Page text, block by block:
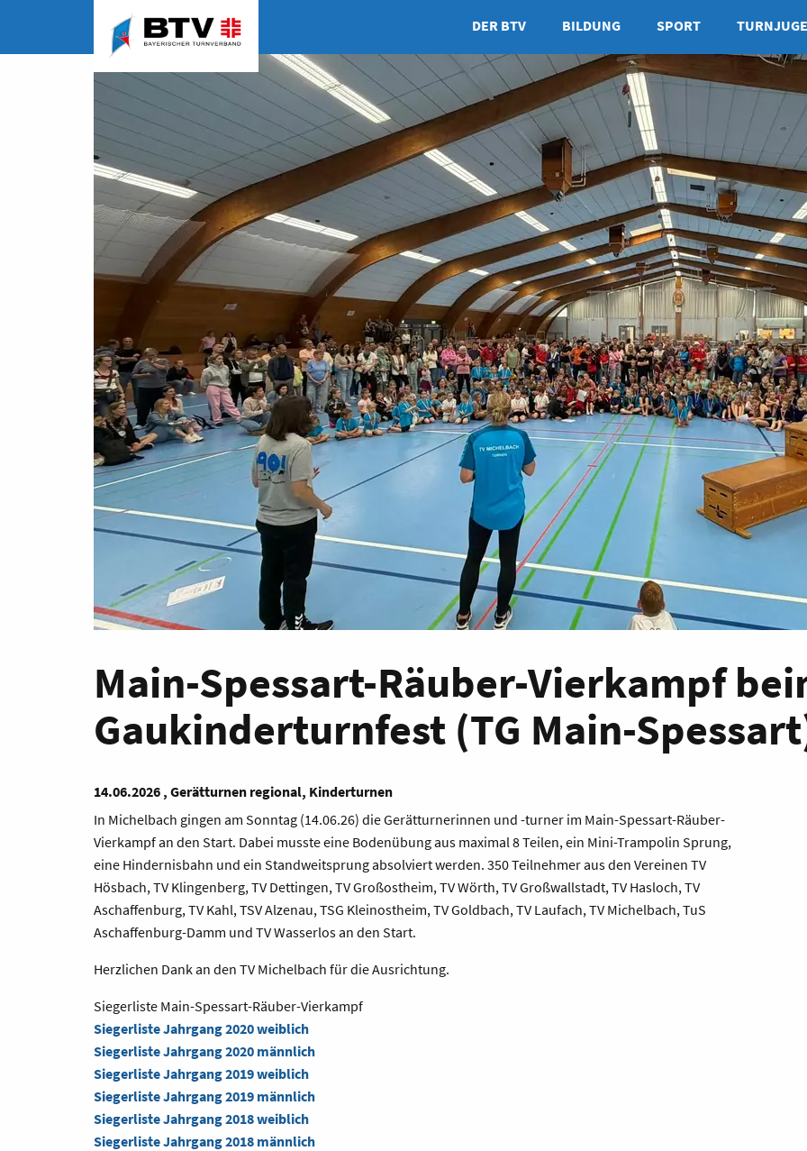
DER BTV BILDUNG SPORT
Main-Spessart-Räuber-Vierkampf
Gaukinderturnfest (TG Main-
14.06.2026 , Gerätturnen regional, Kinderturnen
In Michelbach gingen am Sonntag (14.06.26) die Gerätturnerinnen und -turner im Main-Spessart-Räuber-
Vierkampf an den Start. Dabei musste eine Bodenübung aus maximal 8 Teilen, ein Mini-Trampolin Sprung,
eine Hindernisbahn und ein Standweitsprung absolviert werden. 350 Teilnehmer aus den Vereinen TV
Hösbach, TV Klingenberg, TV Dettingen, TV Großostheim, TV Wörth, TV Großwallstadt, TV Hasloch, TV
Aschaffenburg, TV Kahl, TSV Alzenau, TSG Kleinostheim, TV Goldbach, TV Laufach, TV Michelbach, TuS
Aschaffenburg-Damm und TV Wasserlos an den Start.
Herzlichen Dank an den TV Michelbach für die Ausrichtung.
Siegerliste Main-Spessart-Räuber-Vierkampf
Siegerliste Jahrgang 2020 weiblich
Siegerliste Jahrgang 2020 männlich
Siegerliste Jahrgang 2019 weiblich
Siegerliste Jahrgang 2019 männlich
Siegerliste Jahrgang 2018 weiblich
Siegerliste Jahrgang 2018 männlich